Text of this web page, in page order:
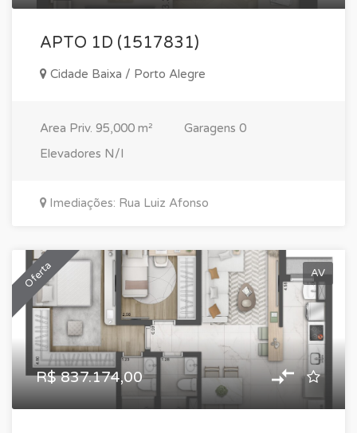
APTO 1D (1517831)
Cidade Baixa / Porto Alegre
Area Priv. 95,000 m² Garagens 0
Elevadores N/I
Imediações: Rua Luiz Afonso
Oferta AV
R$ 837.174,00